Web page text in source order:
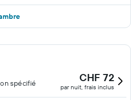
spécifié CHF 72
par nuit, frais inclus